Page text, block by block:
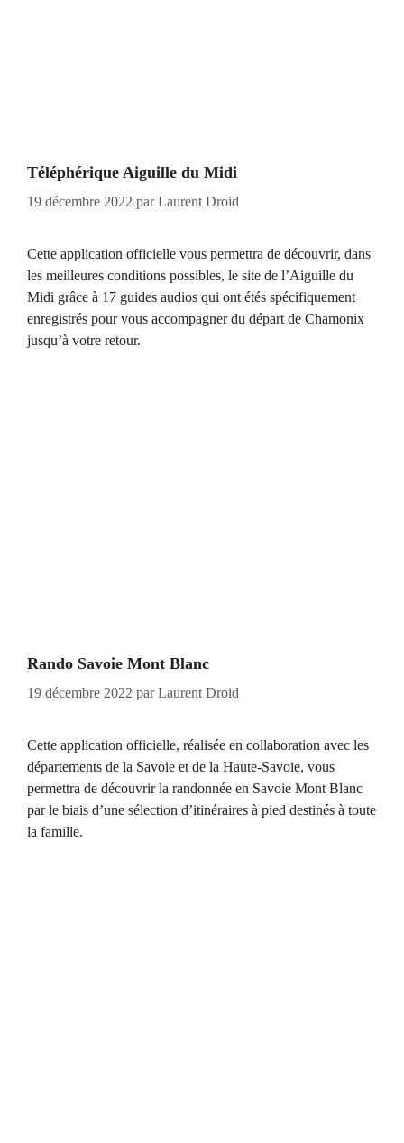
Téléphérique Aiguille du Midi
19 décembre 2022 parLaurent Droid
Cette application officielle vous permettra de découvrir, dans
les meilleures conditions possibles, le site de l’Aiguille du
Midi grâce à 17 guides audios qui ont étés spécifiquement
enregistrés pour vous accompagner du départ de Chamonix
jusqu’à votre retour.
Rando Savoie Mont Blanc
19 décembre 2022 parLaurent Droid
Cette application officielle, réalisée en collaboration avec les
départements de la Savoie et de la Haute-Savoie, vous
permettra de découvrir la randonnée en Savoie Mont Blanc
par le biais d’une sélection d’itinéraires à pied destinés à toute
la famille.